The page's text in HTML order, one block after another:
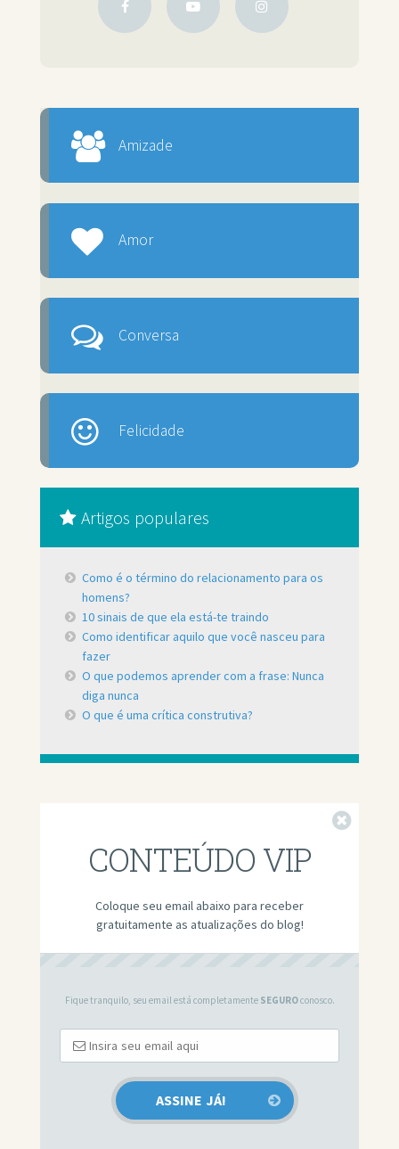
Amizade
Amor
Conversa
Felicidade
Artigos populares
Como é o término do relacionamento para os
homens?
10 sinais de que ela está-te traindo
Como identificar aquilo que você nasceu para
fazer
O que podemos aprender com a frase: Nunca
diga nunca
O que é uma crítica construtiva?
CONTEÚDO VIP
Coloque seu email abaixo para receber
gratuitamente as atualizações do blog!
Fique tranquilo, seu email está completamente SEGUROconosco.